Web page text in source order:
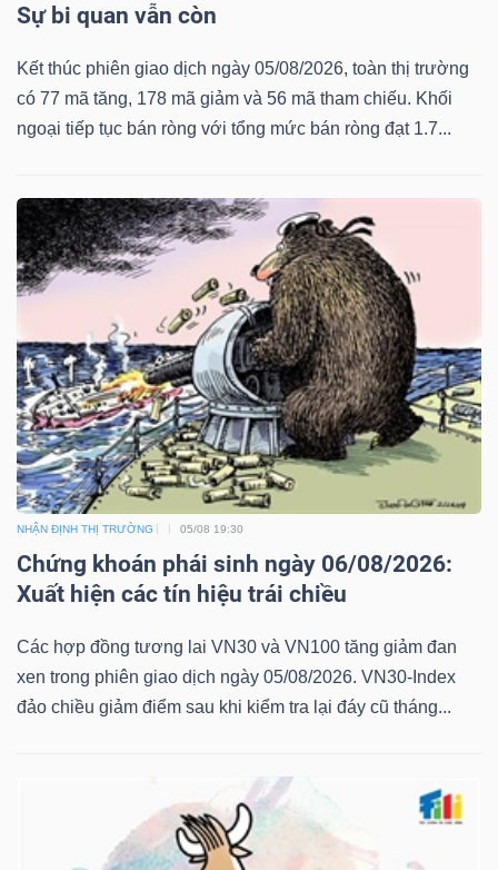
Sự bi quan vẫn còn
Kết thúc phiên giao dịch ngày 05/08/2026, toàn thị trường
có 77 mã tăng, 178 mã giảm và 56 mã tham chiếu. Khối
ngoại tiếp tục bán ròng với tổng mức bán ròng đạt 1.7...
NHẬN ĐỊNH THỊ TRƯỜNG 05/08 19:30
Chứng khoán phái sinh ngày 06/08/2026:
Xuất hiện các tín hiệu trái chiều
Các hợp đồng tương lai VN30 và VN100 tăng giảm đan
xen trong phiên giao dịch ngày 05/08/2026. VN30-Index
đảo chiều giảm điểm sau khi kiểm tra lại đáy cũ tháng...